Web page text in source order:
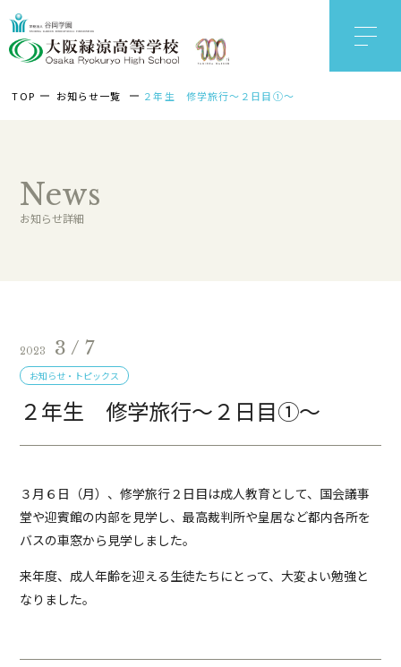
TOP お知らせ一覧 ２年生 修学旅行～２日目①～
News
お知らせ詳細
2023 3 / 7
お知らせ・トピックス
２年生 修学旅行～２日目①～
３月６日（月）、修学旅行２日目は成人教育として、国会議事
堂や迎賓館の内部を見学し、最高裁判所や皇居など都内各所を
バスの車窓から見学しました。
来年度、成人年齢を迎える生徒たちにとって、大変よい勉強と
なりました。